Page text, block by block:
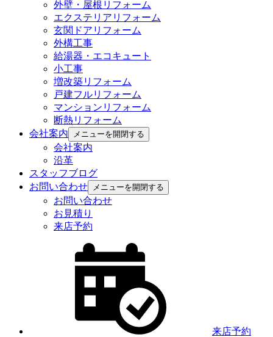
外壁・屋根リフォーム
エクステリアリフォーム
玄関ドアリフォーム
外構工事
給湯器・エコキュート
小工事
増改築リフォーム
戸建フルリフォーム
マンションリフォーム
断熱リフォーム
会社案内
メニューを開閉する
会社案内
沿革
スタッフブログ
お問い合わせ
メニューを開閉する
お問い合わせ
お見積り
来店予約
来店予約